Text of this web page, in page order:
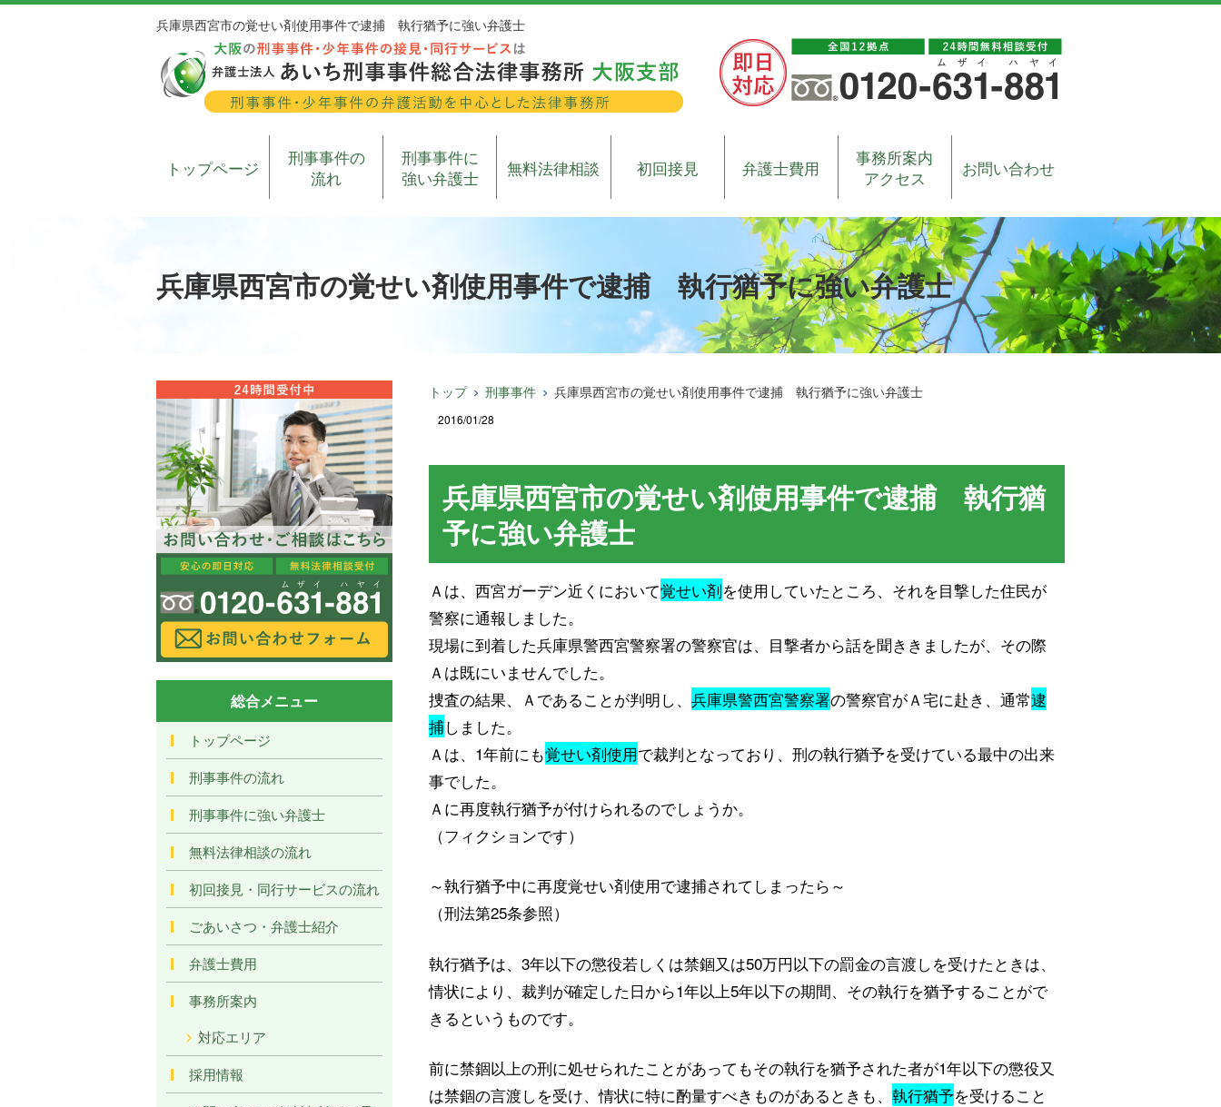
兵庫県西宮市の覚せい剤使用事件で逮捕 執行猶予に強い弁護士
トップページ
刑事事件の
流れ
刑事事件に
強い弁護士
無料法律相談 初回接見 弁護士費用
事務所案内
アクセス
お問い合わせ
兵庫県西宮市の覚せい剤使用事件で逮捕 執行猶予に強い弁護士
トップ 刑事事件 兵庫県西宮市の覚せい剤使用事件で逮捕 執行猶予に強い弁護士
2016/01/28
兵庫県西宮市の覚せい剤使用事件で逮捕 執行猶
予に強い弁護士
Ａは、西宮ガーデン近くにおいて覚せい剤を使用していたところ、それを目撃した住民が
警察に通報しました。
現場に到着した兵庫県警西宮警察署の警察官は、目撃者から話を聞ききましたが、その際
Ａは既にいませんでした。
捜査の結果、Ａであることが判明し、 兵庫県警西宮警察署の警察官がＡ宅に赴き、通常逮
捕しました。
Ａは、1年前にも覚せい剤使用で裁判となっており、刑の執行猶予を受けている最中の出来
事でした。
Ａに再度執行猶予が付けられるのでしょうか。
（フィクションです）
～執行猶予中に再度覚せい剤使用で逮捕されてしまったら～
（刑法第25条参照）
執行猶予は、3年以下の懲役若しくは禁錮又は50万円以下の罰金の言渡しを受けたときは、
情状により、裁判が確定した日から1年以上5年以下の期間、その執行を猶予することがで
きるというものです。
前に禁錮以上の刑に処せられたことがあってもその執行を猶予された者が1年以下の懲役又
は禁錮の言渡しを受け、情状に特に酌量すべきものがあるときも、 執行猶予を受けること
総合メニュー
トップページ
刑事事件の流れ
刑事事件に強い弁護士
無料法律相談の流れ
初回接見・同行サービスの流れ
ごあいさつ・弁護士紹介
弁護士費用
事務所案内
対応エリア
採用情報